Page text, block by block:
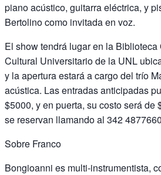
piano acústico, guitarra eléctrica, y
Bertolino como invitada en voz.
El show tendrá lugar en la
Cultural Universitario de la UNL
y la apertura estará a cargo del trío
acústica. Las entradas anticipadas
$5000, y en puerta, su costo será de
se reservan llamando al 342
Sobre Franco
Bongioanni es multi-instrumentista,